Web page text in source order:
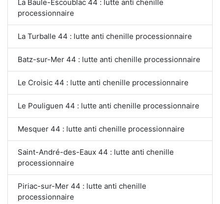
La Baule-Escoublac 44 : lutte anti chenille
processionnaire
La Turballe 44 : lutte anti chenille processionnaire
Batz-sur-Mer 44 : lutte anti chenille processionnaire
Le Croisic 44 : lutte anti chenille processionnaire
Le Pouliguen 44 : lutte anti chenille processionnaire
Mesquer 44 : lutte anti chenille processionnaire
Saint-André-des-Eaux 44 : lutte anti chenille
processionnaire
Piriac-sur-Mer 44 : lutte anti chenille
processionnaire